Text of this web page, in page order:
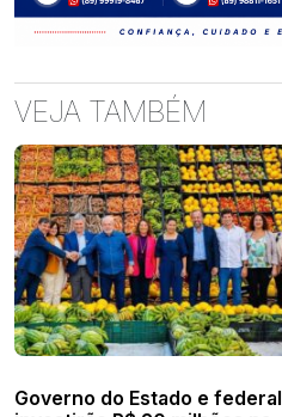
VEJA TAMBÉM
Governo do Estado e federal